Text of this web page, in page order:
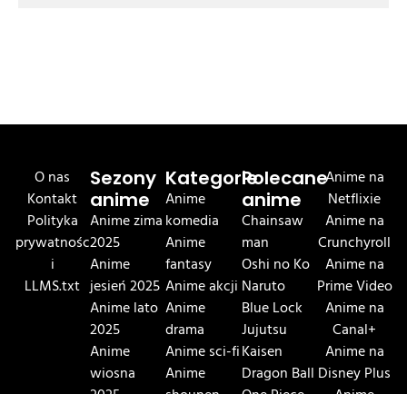
O nas
Kontakt
Polityka
prywatnośc
i
LLMS.txt
Sezony
anime
Anime zima
2025
Anime
jesień 2025
Anime lato
2025
Anime
wiosna
Kategorie
Anime
komedia
Anime
fantasy
Anime akcji
Anime
drama
Anime sci-fi
Anime
Polecane
anime
Chainsaw
man
Oshi no Ko
Naruto
Blue Lock
Jujutsu
Kaisen
Dragon Ball
Anime na
Netflixie
Anime na
Crunchyroll
Anime na
Prime Video
Anime na
Canal+
Anime na
Disney Plus